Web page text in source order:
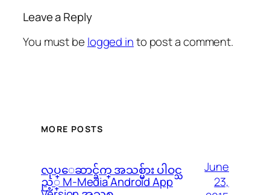
Leave a Reply
You must be logged into post a comment.
MORE POSTS
လုပ္ေဆာင္ခ်က္ အသစ္မ်ား ပါဝင္သ
ည့္ M-Media Android App
June
23,